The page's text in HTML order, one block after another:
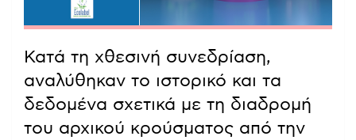
Κατά τη χθεσινή συνεδρίαση,
αναλύθηκαν το ιστορικό και τα
δεδομένα σχετικά με τη διαδρομή
του αρχικού κρούσματος από την